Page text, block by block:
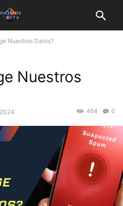
Nuestros Datos?
Nuestros
0
464